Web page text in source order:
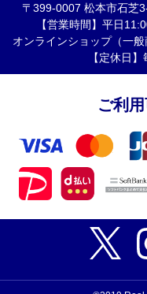
〒399-0007 松本市石芝
【営業時間】平日
オンラインショップ（一
【定休日
ご利